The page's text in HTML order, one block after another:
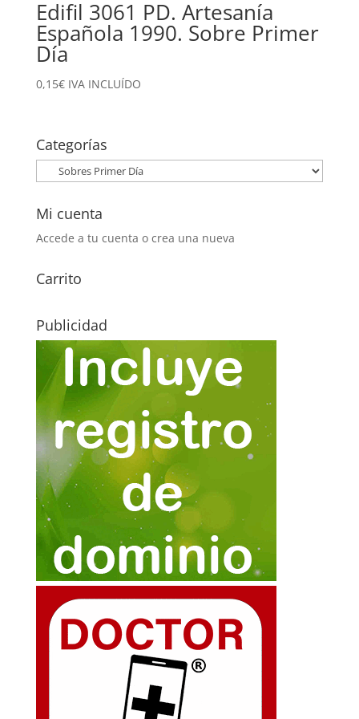
Edifil 3061 PD. Artesanía
Española 1990. Sobre Primer
Día
0,15€ IVA INCLUÍDO
Categorías
Mi cuenta
Accede a tu cuenta o crea una nueva
Carrito
Publicidad